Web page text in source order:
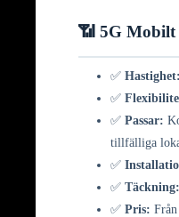
📶 5G Mobilt
✅ Hastighet:
✅
✅ Passar:
tillfälliga
✅
✅ Täckning:
✅ Pris: